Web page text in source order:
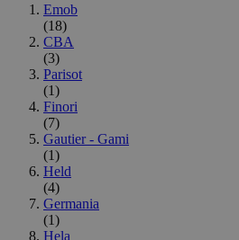
Emob
(18)
CBA
(3)
Parisot
(1)
Finori
(7)
Gautier - Gami
(1)
Held
(4)
Germania
(1)
Hela